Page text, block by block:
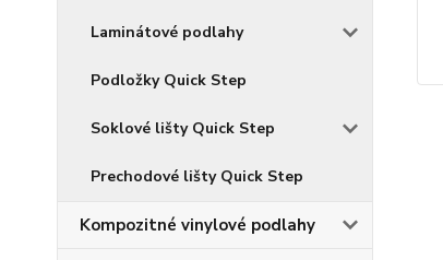
Laminátové podlahy
Podložky Quick Step
Soklové lišty Quick Step
Prechodové lišty Quick Step
Kompozitné vinylové podlahy